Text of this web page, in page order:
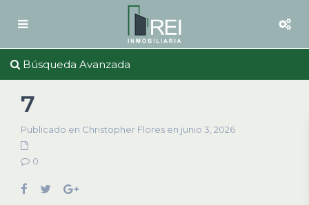
Búsqueda Avanzada
7
Publicado en Christopher Flores en junio 3, 2026
0